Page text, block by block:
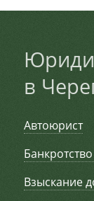
в
Автоюрист
Взыскание